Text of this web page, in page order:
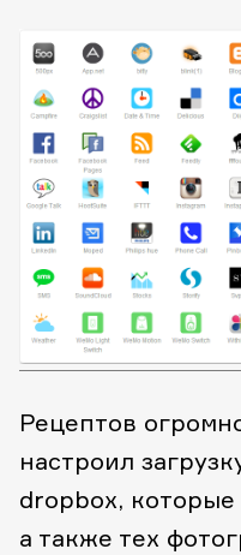
Рецептов
настроил
dropbox,
а также тех